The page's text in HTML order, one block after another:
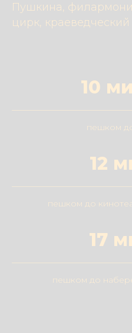
Пушкина,
цирк,
10
пешком
12
пешком до
17
пешком до